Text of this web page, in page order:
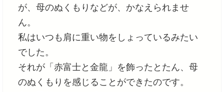
が、母のぬくもりなどが、かなえられませ
ん。
私はいつも肩に重い物をしょっているみたい
でした。
それが「赤富士と金龍」を飾ったとたん、母
のぬくもりを感じることができたのです。